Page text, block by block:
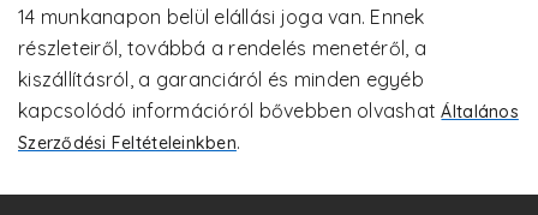
14 munkanapon belül elállási joga van. Ennek
részleteiről, továbbá a rendelés menetéről, a
kiszállításról, a garanciáról és minden egyéb
kapcsolódó információról bővebben olvashatÁltalános
Szerződési Feltételeinkben.